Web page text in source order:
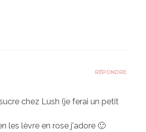
chez Lush (je ferai un petit
les lèvre en rose j'adore 🙂
RÉPONDRE